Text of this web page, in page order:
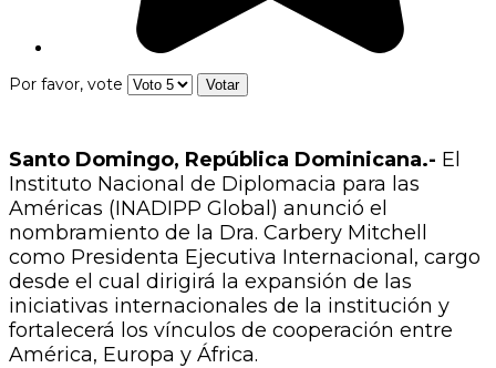
Por favor, vote
Santo Domingo, República Dominicana.- El
Instituto Nacional de Diplomacia para las
Américas (INADIPP Global) anunció el
nombramiento de la Dra. Carbery Mitchell
como Presidenta Ejecutiva Internacional, cargo
desde el cual dirigirá la expansión de las
iniciativas internacionales de la institución y
fortalecerá los vínculos de cooperación entre
América, Europa y África.